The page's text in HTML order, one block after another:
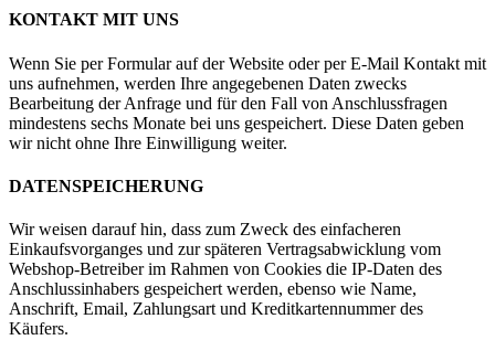
KONTAKT MIT UNS
Wenn Sie per Formular auf der Website oder per E-Mail Kontakt mit
uns aufnehmen, werden Ihre angegebenen Daten zwecks
Bearbeitung der Anfrage und für den Fall von Anschlussfragen
mindestens sechs Monate bei uns gespeichert. Diese Daten geben
wir nicht ohne Ihre Einwilligung weiter.
DATENSPEICHERUNG
Wir weisen darauf hin, dass zum Zweck des einfacheren
Einkaufsvorganges und zur späteren Vertragsabwicklung vom
Webshop-Betreiber im Rahmen von Cookies die IP-Daten des
Anschlussinhabers gespeichert werden, ebenso wie Name,
Anschrift, Email, Zahlungsart und Kreditkartennummer des
Käufers.